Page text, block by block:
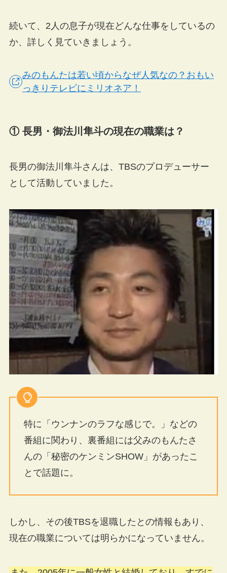
続いて、2人の息子が現在どんな仕事をしているの
か、詳しく見ていきましょう。
みのもんたは若い頃からなぜ人気なの？おもい
っきりテレビにミリオネア！
① 長男・御法川隼斗の現在の職業は？
長男の御法川隼斗さんは、TBSのプロデューサー
として活動していました。
特に「ウンナンのラフな感じで。」などの
番組に関わり、裏番組には父みのもんたさ
んの「秘密のケンミンSHOW」があったこ
とで話題に。
しかし、その後TBSを退職したとの情報もあり、
現在の職業については明らかになっていません。